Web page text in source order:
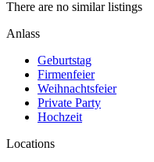
There are no similar listings
Anlass
Geburtstag
Firmenfeier
Weihnachtsfeier
Private Party
Hochzeit
Locations